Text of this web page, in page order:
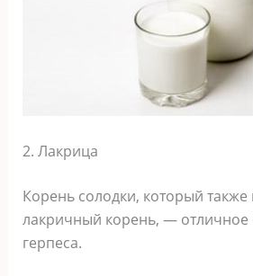
2. Лакрица
Корень солодки, который также
лакричный корень, — отличное
герпеса.